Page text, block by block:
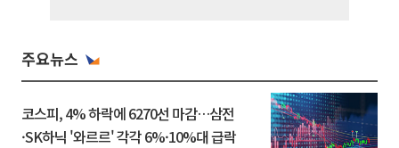
주요뉴스
코스피, 4% 하락에 6270선 마감…삼전
·SK하닉 '와르르' 각각 6%·10%대 급락